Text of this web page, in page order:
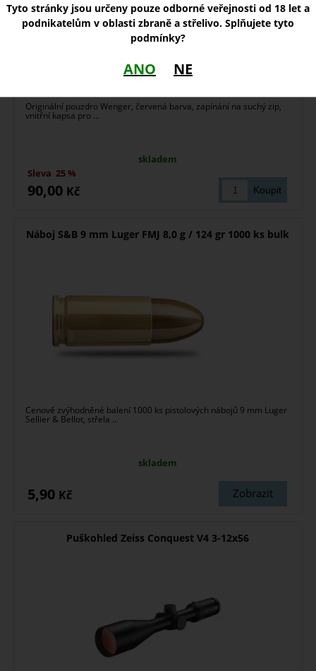
Originální pouzdro Wenger, červená barva, zapínání na suchý zip,
vnitřní kapsa pro ...
skladem
90,00 Kč
Sleva 25 %
Náboj S&B 9 mm Luger FMJ 8,0 g / 124 gr 1000 ks bulk
Cenově zvýhodněné balení 1000 ks pistolových nábojů 9 mm Luger
Sellier & Bellot, střela ...
skladem
Zobrazit
5,90 Kč
Puškohled Zeiss Conquest V4 3-12x56
Tyto stránky jsou určeny pouze odborné veřejnosti od 18 let a
podnikatelům v oblasti zbraně a střelivo. Splňujete tyto
podmínky?
ANO NE